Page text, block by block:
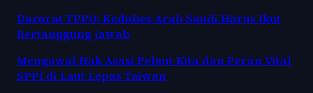
Darurat TPPO: Kedubes Arab Saudi Harus Ikut
Bertanggung jawab
Mengawal Hak Asasi Pelaut Kita dan Peran Vital
SPPI di Laut Lepas Taiwan